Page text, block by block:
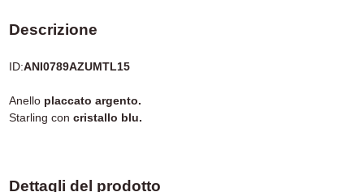
Descrizione
ID:ANI0789AZUMTL15
Anello placcato argento.
Starling con cristallo blu.
Dettagli del prodotto